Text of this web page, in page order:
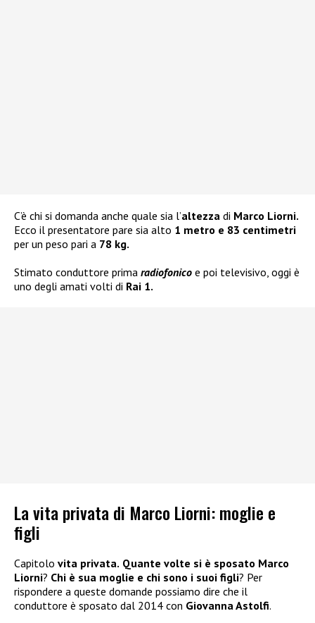
C’è chi si domanda anche quale sia l’altezza di Marco Liorni.
Ecco il presentatore pare sia alto 1 metro e 83 centimetri
per un peso pari a 78 kg.
Stimato conduttore prima radiofonico e poi televisivo, oggi è
uno degli amati volti di Rai 1.
La vita privata di Marco Liorni: moglie e
figli
Capitolo vita privata. Quante volte si è sposato Marco
Liorni? Chi è sua moglie e chi sono i suoi figli? Per
rispondere a queste domande possiamo dire che il
conduttore è sposato dal 2014 con Giovanna Astolfi.